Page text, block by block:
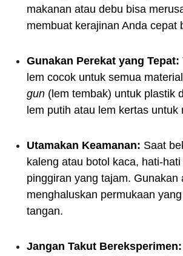
makanan atau debu bisa
membuat kerajinan Anda cepat
Gunakan Perekat yang Tepat:
lem cocok untuk semua
gun (lem tembak) untuk plastik
lem putih atau lem kertas untuk
Utamakan Keamanan: Saat
kaleng atau botol kaca, hati-
pinggiran yang tajam. Gunakan
menghaluskan permukaan
tangan.
Jangan Takut Bereksperimen: